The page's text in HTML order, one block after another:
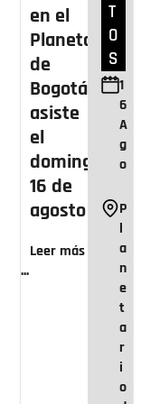
en el
Planetario
de
Bogotá:
asiste
el
domingo
16 de
agosto
Leer más
...
T
O
S
1
6
A
g
o
P
l
a
n
e
t
a
r
i
o